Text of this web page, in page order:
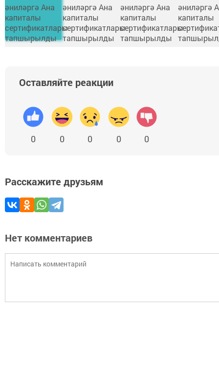
Оставляйте реакции
0 0 0 0 0
Расскажите друзьям
Нет комментариев